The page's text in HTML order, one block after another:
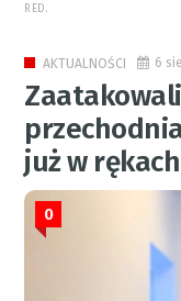
RED.
AKTUALNOŚCI 6
już w
0